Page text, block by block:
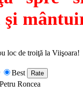
loc de troiţă la Viişoara!
Best
Roncea